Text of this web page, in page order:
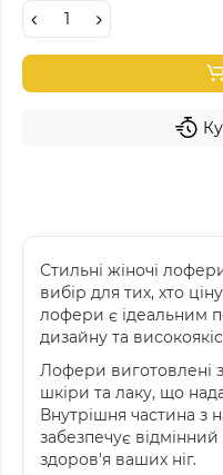
Стильні жіночі
вибір для тих, хто
лофери є ідеальним
дизайну та
Лофери виготовлені з
шкіри та лаку, що
Внутрішня частина з
забезпечує
здоров'я ваших ніг.